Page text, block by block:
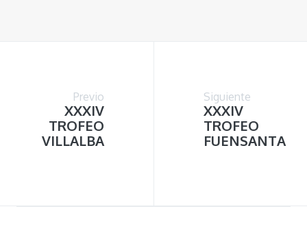
Previo
XXXIV
TROFEO
VILLALBA
Siguiente
XXXIV
TROFEO
FUENSANTA